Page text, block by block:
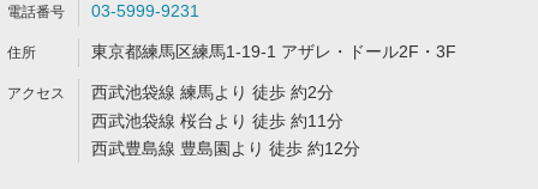
03-5999-9231
東京都練馬区練馬1-19-1 アザレ・ドール2F・3F
西武池袋線 練馬より 徒歩 約2分
西武池袋線 桜台より 徒歩 約11分
西武豊島線 豊島園より 徒歩 約12分